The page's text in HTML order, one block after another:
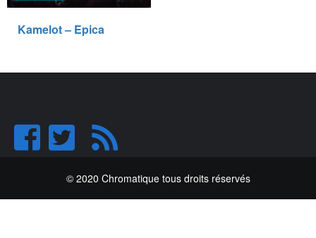
Kamelot – Epica
© 2020 Chromatique tous droits réservés